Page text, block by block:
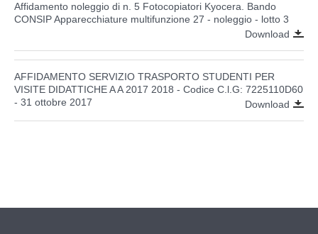
Affidamento noleggio di n. 5 Fotocopiatori Kyocera. Bando
CONSIP Apparecchiature multifunzione 27 - noleggio - lotto 3
Download
AFFIDAMENTO SERVIZIO TRASPORTO STUDENTI PER
VISITE DIDATTICHE A A 2017 2018 - Codice C.l.G: 7225110D60
- 31 ottobre 2017
Download